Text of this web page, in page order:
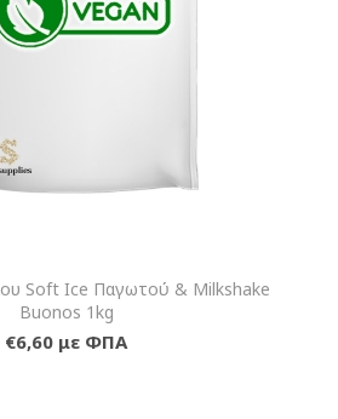
Soft Ice Παγωτού & Milkshake
Buonos 1kg
€6,60 με ΦΠΑ